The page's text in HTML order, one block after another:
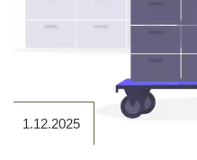
1.12.2025